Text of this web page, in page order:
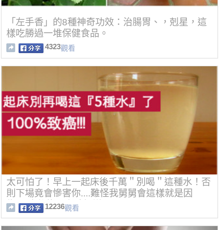
「左手香」的8種神奇功效：治腸胃、，剋星，這
樣吃勝過一堆保健食品。
4323觀看
太可怕了！早上一起床後千萬＂別喝＂這種水！否
則下場竟會慘害你....難怪我舅舅會這樣就是因
為.....真後悔現在才知道！！！
12236觀看